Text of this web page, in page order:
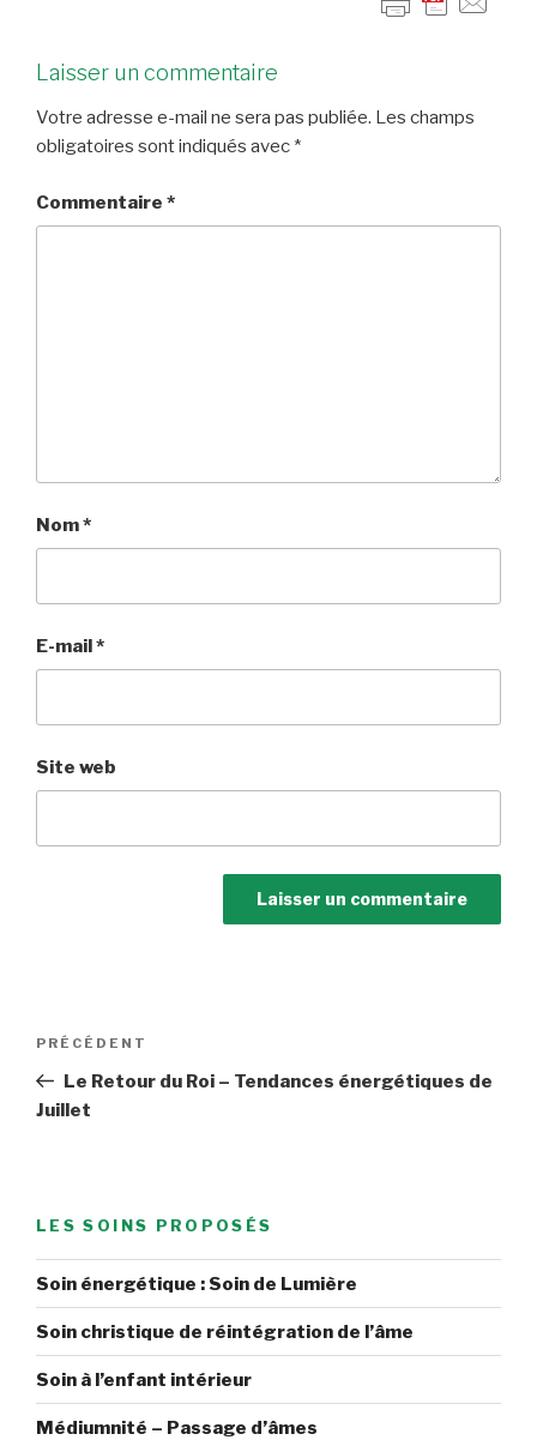
Laisser un commentaire
Votre adresse e-mail ne sera pas publiée. Les champs
obligatoires sont indiqués avec *
Commentaire *
Nom*
E-mail*
Site web
Navigation
l’article
Article
précédent
PRÉCÉDENT
Le Retour du Roi – Tendances énergétiques de
Juillet
LES SOINS PROPOSÉS
Soin énergétique : Soin de Lumière
Soin christique de réintégration de l’âme
Soin à l’enfant intérieur
Médiumnité – Passage d’âmes